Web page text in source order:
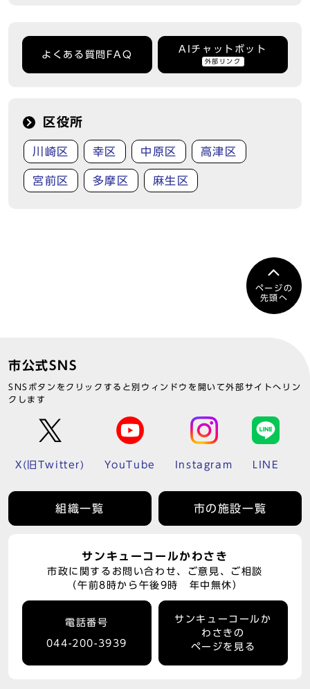
よくある質問FAQ
AIチャットボット
外部リンク
区役所
川崎区 幸区 中原区 高津区
宮前区 多摩区 麻生区
ページの
先頭へ
市公式SNS
SNSボタンをクリックすると別ウィンドウを開いて外部サイトへリン
クします
X(旧Twitter) YouTube Instagram LINE
組織一覧 市の施設一覧
サンキューコールかわさき
市政に関するお問い合わせ、ご意見、ご相談
（午前8時から午後9時 年中無休）
電話番号
044-200-3939
サンキューコールか
わさきの
ページを見る